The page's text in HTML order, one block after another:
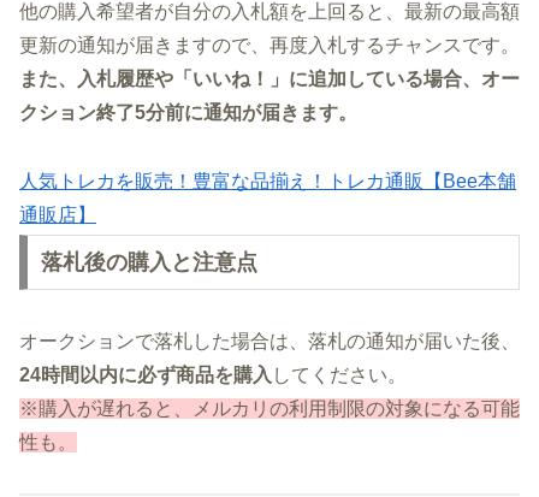
他の購入希望者が自分の入札額を上回ると、最新の最高額
更新の通知が届きますので、再度入札するチャンスです。
また、入札履歴や「いいね！」に追加している場合、オー
クション終了5分前に通知が届きます。
人気トレカを販売！豊富な品揃え！トレカ通販【Bee本舗
通販店】
落札後の購入と注意点
オークションで落札した場合は、落札の通知が届いた後、
24時間以内に必ず商品を購入 してください。
※購入が遅れると、メルカリの利用制限の対象になる可能
性 も 。